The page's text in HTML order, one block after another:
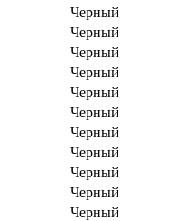
Черный
Черный
Черный
Черный
Черный
Черный
Черный
Черный
Черный
Черный
Черный